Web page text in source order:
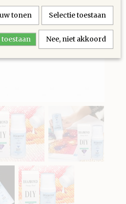
tonen Selectie toestaan
toestaan Nee, niet akkoord